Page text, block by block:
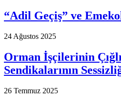
“Adil Geçiş” ve
24 Ağustos 2025
Orman İşçilerinin
Sendikalarının
26 Temmuz 2025